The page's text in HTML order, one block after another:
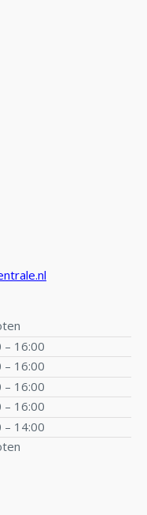
– 16:00
– 16:00
– 16:00
– 16:00
– 14:00